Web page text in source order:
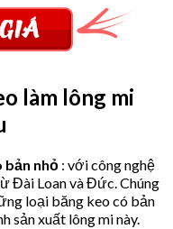
làm lông mi
bản nhỏ : với công nghệ
Đài Loan và Đức. Chúng
loại băng keo có bản
sản xuất lông mi này.